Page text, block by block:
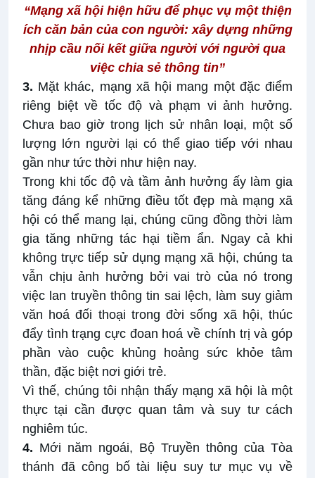
“Mạng xã hội hiện hữu để phục vụ một thiện
ích căn bản của con người: xây dựng những
nhịp cầu nối kết giữa người với người qua
việc chia sẻ thông tin”
3. Mặt khác, mạng xã hội mang một đặc điểm
riêng biệt về tốc độ và phạm vi ảnh hưởng.
Chưa bao giờ trong lịch sử nhân loại, một số
lượng lớn người lại có thể giao tiếp với nhau
gần như tức thời như hiện nay.
Trong khi tốc độ và tầm ảnh hưởng ấy làm gia
tăng đáng kể những điều tốt đẹp mà mạng xã
hội có thể mang lại, chúng cũng đồng thời làm
gia tăng những tác hại tiềm ẩn. Ngay cả khi
không trực tiếp sử dụng mạng xã hội, chúng ta
vẫn chịu ảnh hưởng bởi vai trò của nó trong
việc lan truyền thông tin sai lệch, làm suy giảm
văn hoá đối thoại trong đời sống xã hội, thúc
đẩy tình trạng cực đoan hoá về chính trị và góp
phần vào cuộc khủng hoảng sức khỏe tâm
thần, đặc biệt nơi giới trẻ.
Vì thế, chúng tôi nhận thấy mạng xã hội là một
thực tại cần được quan tâm và suy tư cách
nghiêm túc.
4. Mới năm ngoái, Bộ Truyền thông của Tòa
thánh đã công bố tài liệu suy tư mục vụ về